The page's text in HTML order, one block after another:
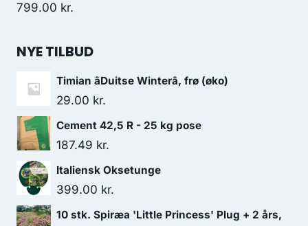
799.00 kr.
NYE TILBUD
Timian âDuitse Winterâ, frø (øko)
29.00 kr.
Cement 42,5 R - 25 kg pose
187.49 kr.
Italiensk Oksetunge
399.00 kr.
10 stk. Spiræa 'Little Princess' Plug + 2 års,